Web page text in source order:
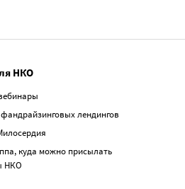
НКО
лендингов
куда можно присылать
НКО